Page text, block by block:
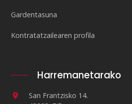
Gardentasuna
Kontratatzailearen profila
Harremanetarako
San Frantzisko 14.